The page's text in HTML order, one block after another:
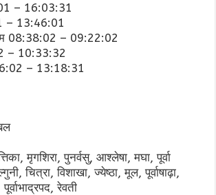
– 16:03:31
– 13:46:01
08:38:02 – 09:22:02
– 10:33:32
– 13:18:31
मृगशिरा, पुनर्वसु, आश्लेषा, मघा, पूर्वा
चित्रा, विशाखा, ज्येष्ठा, मूल, पूर्वाषाढ़ा,
पूर्वाभाद्रपद, रेवती